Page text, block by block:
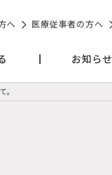
へ 医療従事者の方へ
お知らせ
。